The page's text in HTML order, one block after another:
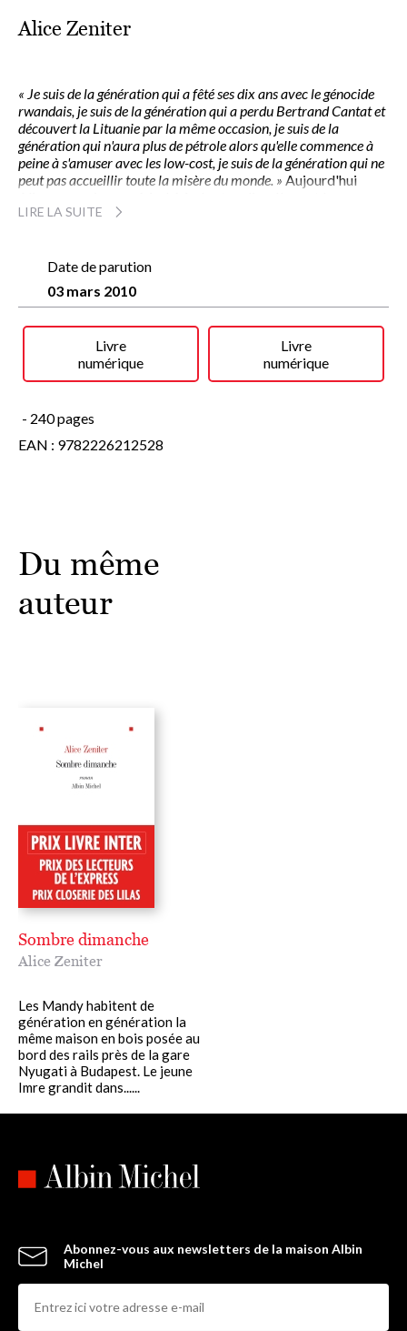
Alice Zeniter
« Je suis de la génération qui a fêté ses dix ans avec le génocide
rwandais, je suis de la génération qui a perdu Bertrand Cantat et
découvert la Lituanie par la même occasion, je suis de la
génération qui n'aura plus de pétrole alors qu'elle commence à
peine à s'amuser avec les low-cost, je suis de la génération qui ne
peut pas accueillir toute la misère du monde. » Aujourd'hui
meilleurs amis du monde depuis leur enfance, ils ont partagé
ensemble, envers et contre tous.Aujourd'hui Alice se marie
avec Mad. Mais leur mariage est un mariage blanc. Parce
que c'est la seule chose qu'Alice peut faire pour sauver son
LIRE LA SUITE
Date de parution
03 mars 2010
Livre
numérique
Livre
numérique
- 240 pages
EAN : 9782226212528
Du même
auteur
Sombre dimanche
Alice Zeniter
Les Mandy habitent de
génération en génération la
même maison en bois posée au
bord des rails près de la gare
Nyugati à Budapest. Le jeune
Imre grandit dans......
Abonnez-vous aux newsletters de la maison Albin
Michel